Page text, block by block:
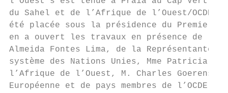
du Sahel et de l’Afrique de l’Ouest/OCDE
été placée sous la présidence du Premier
en a ouvert les travaux en présence de la
Almeida Fontes Lima, de la Représentante
système des Nations Unies, Mme Patricia
l’Afrique de l’Ouest, M. Charles Goerens,
Européenne et de pays membres de l’OCDE